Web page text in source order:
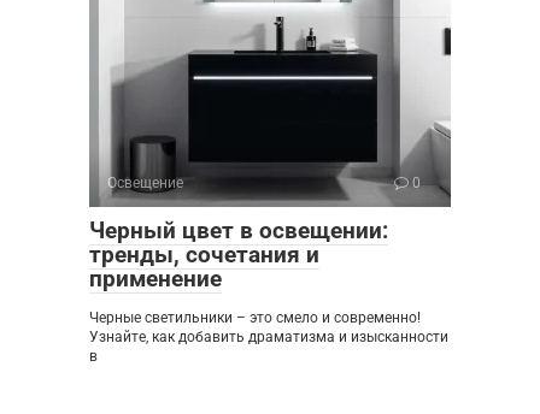
Освещение 0
Черный цвет в освещении:
тренды, сочетания и
применение
Черные светильники – это смело и современно!
Узнайте, как добавить драматизма и изысканности
в